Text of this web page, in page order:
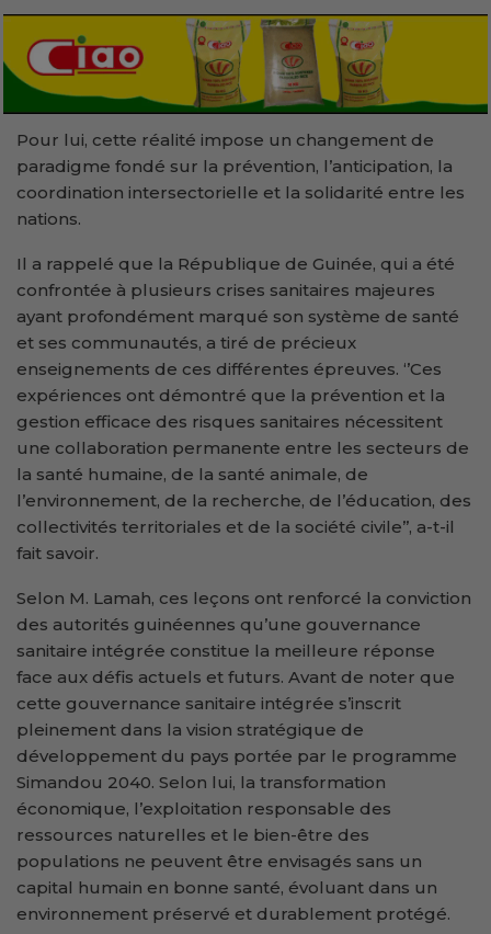
Pour lui, cette réalité impose un changement de
paradigme fondé sur la prévention, l’anticipation, la
coordination intersectorielle et la solidarité entre les
nations.
Il a rappelé que la République de Guinée, qui a été
confrontée à plusieurs crises sanitaires majeures
ayant profondément marqué son système de santé
et ses communautés, a tiré de précieux
enseignements de ces différentes épreuves. ‘’Ces
expériences ont démontré que la prévention et la
gestion efficace des risques sanitaires nécessitent
une collaboration permanente entre les secteurs de
la santé humaine, de la santé animale, de
l’environnement, de la recherche, de l’éducation, des
collectivités territoriales et de la société civile’’, a-t-il
fait savoir.
Selon M. Lamah, ces leçons ont renforcé la conviction
des autorités guinéennes qu’une gouvernance
sanitaire intégrée constitue la meilleure réponse
face aux défis actuels et futurs. Avant de noter que
cette gouvernance sanitaire intégrée s’inscrit
pleinement dans la vision stratégique de
développement du pays portée par le programme
Simandou 2040. Selon lui, la transformation
économique, l’exploitation responsable des
ressources naturelles et le bien-être des
populations ne peuvent être envisagés sans un
capital humain en bonne santé, évoluant dans un
environnement préservé et durablement protégé.